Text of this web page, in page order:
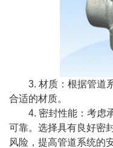
3. 材质：根据管道
合适的材质。
4. 密封性能：考虑
可靠。选择具有良好密
风险，提高管道系统的